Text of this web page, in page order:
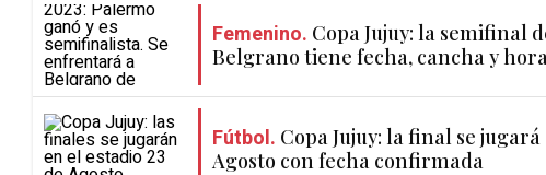
Femenino. Copa Jujuy: la semifinal
Belgrano tiene fecha, cancha y
Fútbol. Copa Jujuy: la final se jugará
Agosto con fecha confirmada